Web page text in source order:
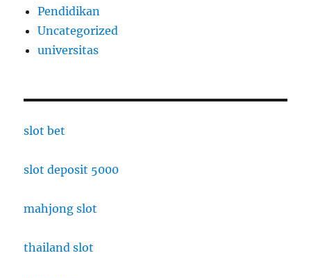
Pendidikan
Uncategorized
universitas
slot bet
slot deposit 5000
mahjong slot
thailand slot